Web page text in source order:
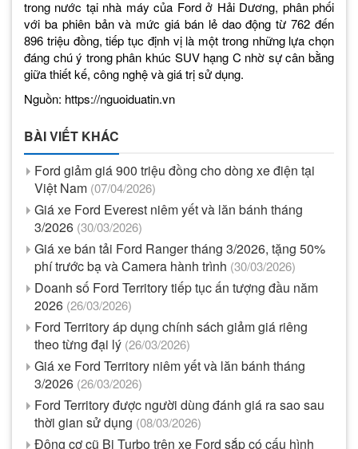
trong nước tại nhà máy của Ford ở Hải Dương, phân phối
với ba phiên bản và mức giá bán lẻ dao động từ 762 đến
896 triệu đồng, tiếp tục định vị là một trong những lựa chọn
đáng chú ý trong phân khúc SUV hạng C nhờ sự cân bằng
giữa thiết kế, công nghệ và giá trị sử dụng.
Nguồn: https://nguoiduatin.vn
BÀI VIẾT KHÁC
Ford giảm giá 900 triệu đồng cho dòng xe điện tại
Việt Nam (07/04/2026)
Giá xe Ford Everest niêm yết và lăn bánh tháng
3/2026 (30/03/2026)
Giá xe bán tải Ford Ranger tháng 3/2026, tặng 50%
phí trước bạ và Camera hành trình (30/03/2026)
Doanh số Ford Territory tiếp tục ấn tượng đầu năm
2026 (26/03/2026)
Ford Territory áp dụng chính sách giảm giá riêng
theo từng đại lý (26/03/2026)
Giá xe Ford Territory niêm yết và lăn bánh tháng
3/2026 (26/03/2026)
Ford Territory được người dùng đánh giá ra sao sau
thời gian sử dụng (08/03/2026)
Động cơ cũ Bi Turbo trên xe Ford sắp có cấu hình